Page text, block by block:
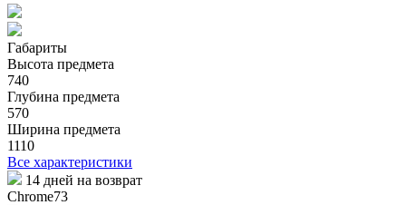
Габариты
Высота предмета
740
Глубина предмета
570
Ширина предмета
1110
Все характеристики
14 дней на возврат
Chrome73